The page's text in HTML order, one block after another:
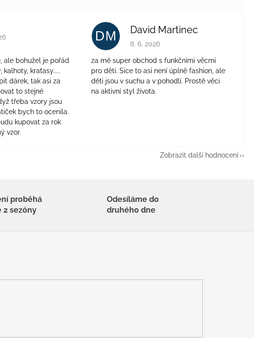
obchodu je 4 z 5 hvězdiček.
ale bohužel je pořád
kalhoty, kraťasy.....
dárek, tak asi za
to stejné
třeba vzory jsou
bych to ocenila.
kupovat za rok
vzor.
DM David Martinec
Hodnocení obchodu je 5 z 5 hvězdiček.
8. 6. 2026
za mě super obchod s funkčními věcmi
pro děti. Sice to asi není úplně fashion, ale
děti jsou v suchu a v pohodlí. Prostě věci
na aktivní styl života.
Zobrazit další hodnocení
proběhá
2 sezóny
Odesíláme do
druhého dne